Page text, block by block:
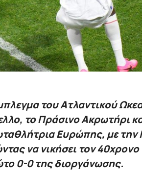
του Ατλαντικού
το Πράσινο Ακρωτήρι
Ευρώπης, με την
να νικήσει τον
0-0 της διοργάνωσης.